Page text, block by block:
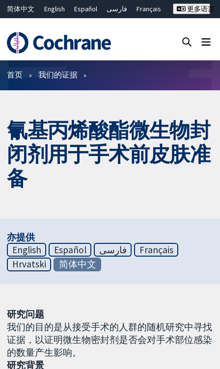
简体中文 English Español فارسی
Français
ไทย
繁體中文
更多语言
过滤
首页 我们的证据
氰基丙烯酸酯微生物封
闭剂用于手术前皮肤准
备
亦提供
English
Español فارسی
Français
Hrvatski
简体中文
研究问题
我们的目的是从接受手术的人群的随机研究中寻找
证据，以证明微生物密封剂是否会对手术部位感染
的数量产生影响。
研究背景